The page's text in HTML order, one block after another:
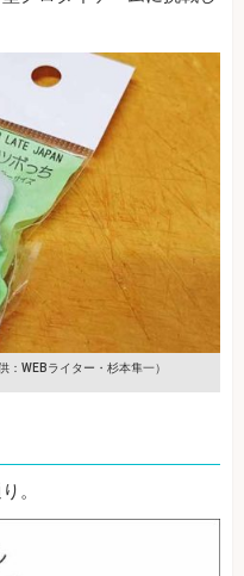
供：WEBライター・杉本隼一）
。